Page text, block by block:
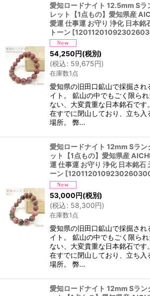
愛知ロードナイト 12.5mm Sラ
レット【1点もの】愛知県産
愛運 仕事運 お守り 浄化 日本銘
トーン [
54,250円(税別)
(税込: 59,675円)
在庫数1点
愛知県の旧田口鉱山で採掘され
イト。 鉱山の中でもごく限ら
ない、大変貴重な日本銘石です
在すでに閉山しており、立ち入
場所。 弊…
愛知ロードナイト 12mm Sラン
ット【1点もの】愛知県産
運 仕事運 お守り 浄化 日本銘石
ーン [
53,000円(税別)
(税込: 58,300円)
在庫数1点
愛知県の旧田口鉱山で採掘され
イト。 鉱山の中でもごく限ら
ない、大変貴重な日本銘石です
在すでに閉山しており、立ち入
場所。 弊…
愛知ロードナイト 12mm Sラン